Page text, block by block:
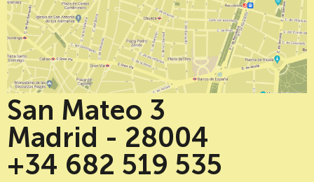
San Mateo 3
Madrid - 28004
+34 682 519 535